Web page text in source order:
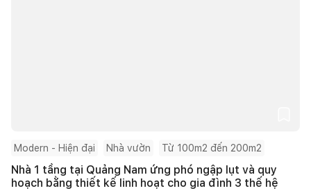
Modern - Hiện đại Nhà vườn Từ 100m2 đến 200m2
Nhà 1 tầng tại Quảng Nam ứng phó ngập lụt và quy
hoạch bằng thiết kế linh hoạt cho gia đình 3 thế hệ